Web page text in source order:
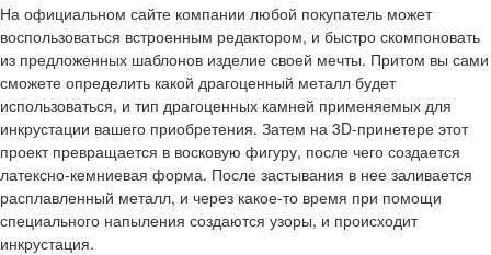
На официальном сайте компании любой покупатель может
воспользоваться встроенным редактором, и быстро скомпоновать
из предложенных шаблонов изделие своей мечты. Притом вы сами
сможете определить какой драгоценный металл будет
использоваться, и тип драгоценных камней применяемых для
инкрустации вашего приобретения. Затем на 3D-принетере этот
проект превращается в восковую фигуру, после чего создается
латексно-кемниевая форма. После застывания в нее заливается
расплавленный металл, и через какое-то время при помощи
специального напыления создаются узоры, и происходит
инкрустация.